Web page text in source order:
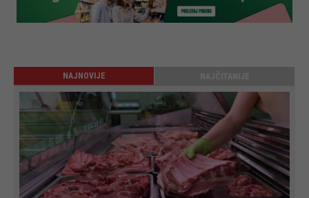
NAJNOVIJE